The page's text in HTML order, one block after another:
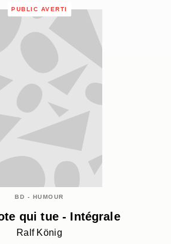
PUBLIC AVERTI
BD - HUMOUR
qui tue - Intégrale
Ralf König